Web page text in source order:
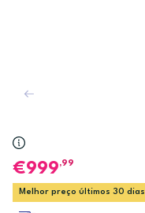
999,99
Melhor preço últimos 30 dias